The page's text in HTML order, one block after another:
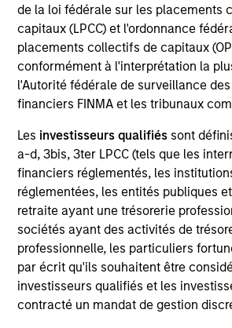
de la loi fédérale sur les placements
capitaux (LPCC) et l'ordonnance
placements collectifs de capitaux
conformément à l'interprétation la
l'Autorité fédérale de surveillance
financiers FINMA et les tribunaux
Les investisseurs qualifiés sont
a-d, 3bis, 3ter LPCC (tels que les
financiers réglementés, les
réglementées, les entités publiques
retraite ayant une trésorerie
sociétés ayant des activités de
professionnelle, les particuliers
par écrit qu'ils souhaitent être
investisseurs qualifiés et les
contracté un mandat de gestion
COUNTRY
United States
Invested on
Dec 2013
Transaction Type
First Institutional
Realization Date
Sep 2019